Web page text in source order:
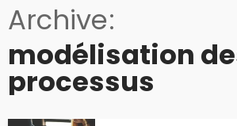
Archive
modélisation
processus